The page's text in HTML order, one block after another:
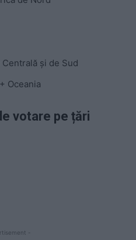
și de Sud
Oceania
votare pe țări
-